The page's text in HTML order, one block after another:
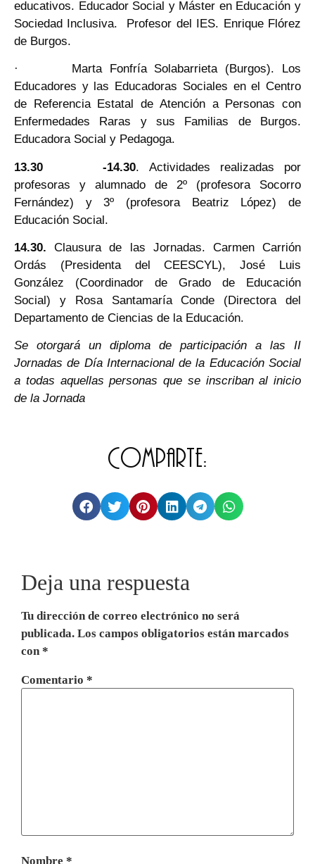
educativos. Educador Social y Máster en Educación y
Sociedad Inclusiva. Profesor del IES. Enrique Flórez
de Burgos.
· Marta Fonfría Solabarrieta (Burgos). Los
Educadores y las Educadoras Sociales en el Centro
de Referencia Estatal de Atención a Personas con
Enfermedades Raras y sus Familias de Burgos.
Educadora Social y Pedagoga.
13.30-14.30. Actividades realizadas por
profesoras y alumnado de 2º (profesora Socorro
Fernández) y 3º (profesora Beatriz López) de
Educación Social.
14.30. Clausura de las Jornadas. Carmen Carrión
Ordás (Presidenta del CEESCYL), José Luis
González (Coordinador de Grado de Educación
Social) y Rosa Santamaría Conde (Directora del
Departamento de Ciencias de la Educación.
Se otorgará un diploma de participación a las II
Jornadas de Día Internacional de la Educación Social
a todas aquellas personas que se inscriban al inicio
de la Jornada
Comparte:
Deja una respuesta
Tu dirección de correo electrónico no será
publicada. Los campos obligatorios están marcados
con*
Comentario *
Nombre *